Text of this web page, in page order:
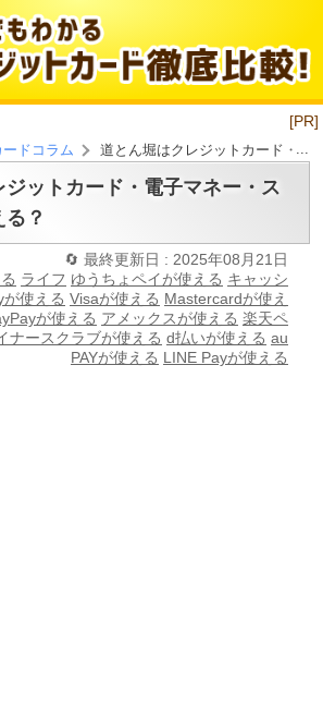
[PR]
ドコラム 道とん堀はクレジットカード・電
ットカード・電子マネー・ス
？
最終更新日 : 2025年08月21日
ライフ ゆうちょペイが使える キャッシ
使える Visaが使える Mastercardが使え
が使える アメックスが使える 楽天ペ
ナースクラブが使える d払いが使える au
PAYが使える LINE Payが使える